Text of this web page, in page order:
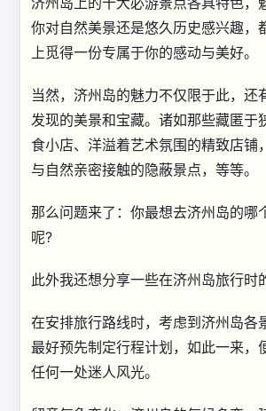
你对自然美景还是悠久历史感兴趣，
上觅得一份专属于你的感动与美好。
当然，济州岛的魅力不仅限于此，还
发现的美景和宝藏。诸如那些藏匿于
食小店、洋溢着艺术氛围的精致店铺
与自然亲密接触的隐蔽景点，等等。
那么问题来了：你最想去济州岛的哪
呢?
此外我还想分享一些在济州岛旅行时
在安排旅行路线时，考虑到济州岛各
最好预先制定行程计划，如此一来，
任何一处迷人风光。